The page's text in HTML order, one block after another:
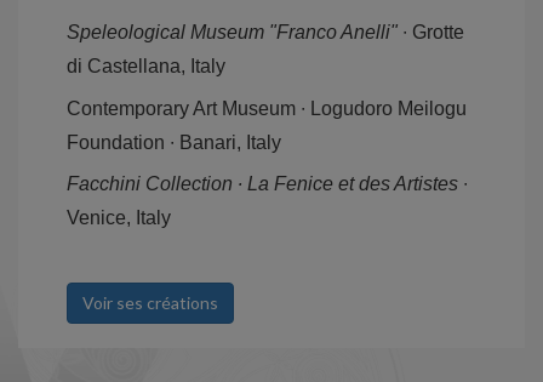
Speleological Museum "Franco Anelli" ∙ Grotte
di Castellana, Italy
Contemporary Art Museum ∙ Logudoro Meilogu
Foundation ∙ Banari, Italy
Facchini Collection ∙ La Fenice et des Artistes ∙
Venice, Italy
Voir ses créations